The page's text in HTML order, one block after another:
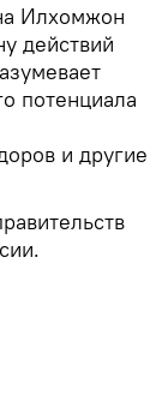
Илхомжон
действий
потенциала
и другие